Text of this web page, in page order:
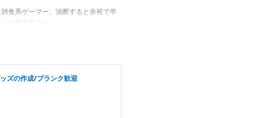
食系ゲーマー。油断すると余裕で半
を捨てること。
ズの作成/ブランク歓迎